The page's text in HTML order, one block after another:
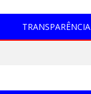
TRANSPARÊNCIA